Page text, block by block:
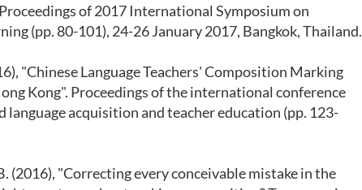
of 2017 International Symposium on
(pp. 80-101), 24-26 January 2017, Bangkok, Thailand.
"Chinese Language Teachers' Composition Marking
Kong". Proceedings of the international conference
language acquisition and teacher education (pp. 123-
(2016), "Correcting every conceivable mistake in the